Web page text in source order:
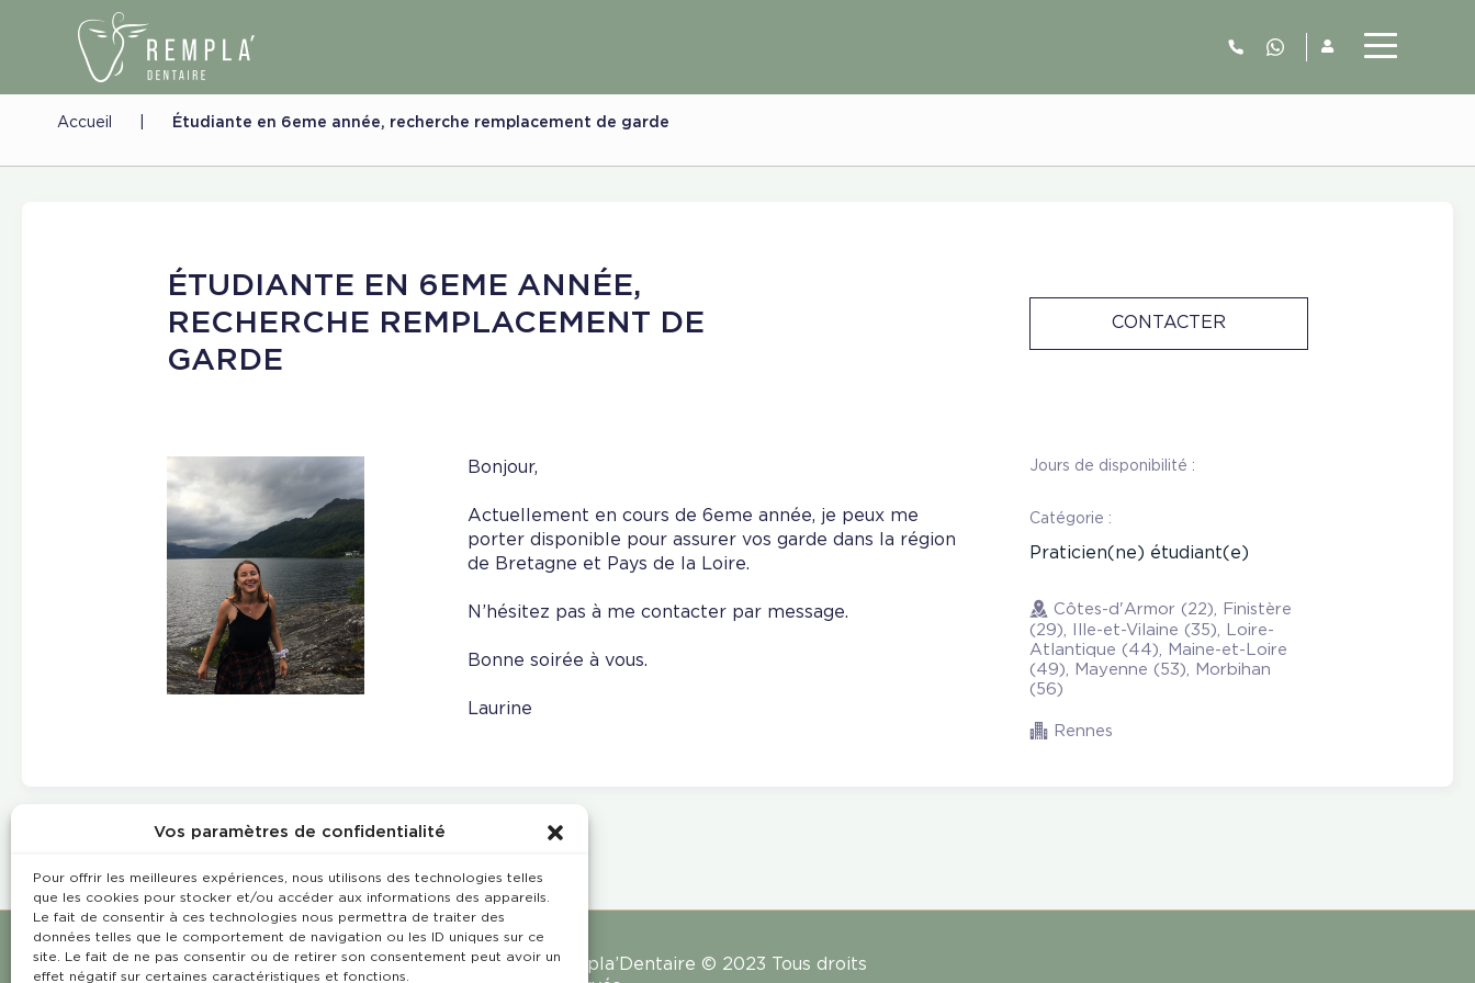
Vos paramètres de confidentialité
Pour offrir les meilleures expériences, nous utilisons des technologies telles
que les cookies pour stocker et/ou accéder aux informations des appareils.
Le fait de consentir à ces technologies nous permettra de traiter des
données telles que le comportement de navigation ou les ID uniques sur ce
site. Le fait de ne pas consentir ou de retirer son consentement peut avoir un
effet négatif sur certaines caractéristiques et fonctions.
06.52.63.77.73
Accueil Étudiante en 6eme année, recherche remplacement de garde
ÉTUDIANTE EN 6EME ANNÉE,
RECHERCHE REMPLACEMENT DE
GARDE
CONTACTER
Bonjour,
Actuellement en cours de 6eme année, je peux me
porter disponible pour assurer vos garde dans la région
de Bretagne et Pays de la Loire.
N’hésitez pas à me contacter par message.
Bonne soirée à vous.
Laurine
Jours de disponibilité :
Catégorie :
Praticien(ne) étudiant(e)
Côtes-d'Armor (22), Finistère
(29), Ille-et-Vilaine (35), Loire-
Atlantique (44), Maine-et-Loire
(49), Mayenne (53), Morbihan
(56)
Rennes
Rempla’Dentaire © 2023 Tous droits